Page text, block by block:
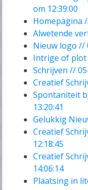
om 12:39:00
Homepagina
Alwetende
Nieuw logo //
Intrige of plot
Schrijven //
Creatief
Spontaniteit
13:20:41
Gelukkig
Creatief
12:18:45
Creatief
14:06:14
Plaatsing in